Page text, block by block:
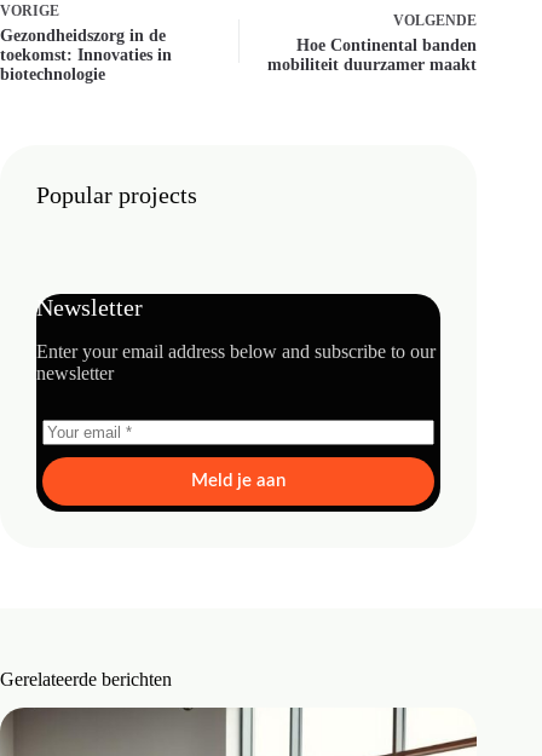
VORIGE
Gezondheidszorg in de
toekomst: Innovaties in
biotechnologie
VOLGENDE
Hoe Continental banden
mobiliteit duurzamer maakt
Popular projects
Newsletter
Enter your email address below and subscribe to our
newsletter
Meld je aan
Gerelateerde berichten